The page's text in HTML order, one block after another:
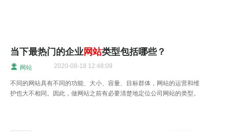
当下最热门的企业网站类型包括哪些？
网站 2020-08-18 12:48:09
不同的网站具有不同的功能、大小、容量、目标群体，网站的运营和维
护也大不相同。因此，做网站之前有必要清楚地定位公司网站的类型。